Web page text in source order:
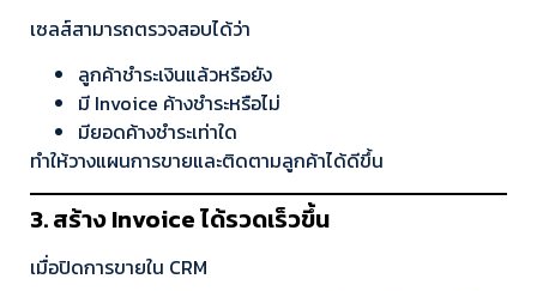
เซลส์สามารถตรวจสอบได้ว่า
ลูกค้าชำระเงินแล้วหรือยัง
มี Invoice ค้างชำระหรือไม่
มียอดค้างชำระเท่าใด
ทำให้วางแผนการขายและติดตามลูกค้าได้ดีขึ้น
3. สร้าง Invoice ได้รวดเร็วขึ้น
เมื่อปิดการขายใน CRM